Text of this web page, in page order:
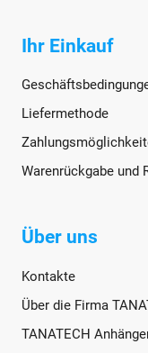
Ihr Einkauf
Liefermethode
Warenrückgabe und
Über uns
Kontakte
Über die Firma
TANATECH